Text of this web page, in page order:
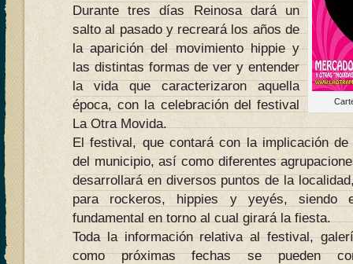
Durante tres días Reinosa dará un
salto al pasado y recreará los años de
la aparición del movimiento hippie y
las distintas formas de ver y entender
la vida que caracterizaron aquella
época, con la celebración del festival
La Otra Movida.
El festival, que contará con la implicación
del municipio, así como diferentes
desarrollará en diversos puntos de la
para rockeros, hippies y yeyés, siendo
fundamental en torno al cual girará la fiesta.
Toda la información relativa al festival,
como próximas fechas se pueden